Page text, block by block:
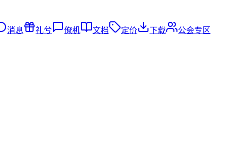
消息 礼兮 僚机 文档 定价 下载 公会专区